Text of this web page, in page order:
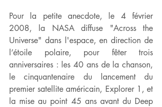
Pour la petite anecdote, le 4 février
2008, la NASA diffuse "Across the
Universe" dans l'espace, en direction de
l’étoile polaire, pour fêter trois
anniversaires : les 40 ans de la chanson,
le cinquantenaire du lancement du
premier satellite américain, Explorer 1, et
la mise au point 45 ans avant du Deep